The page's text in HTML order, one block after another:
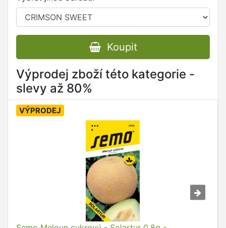
Koupit
Výprodej zboží této kategorie -
slevy až 80%
VÝPRODEJ